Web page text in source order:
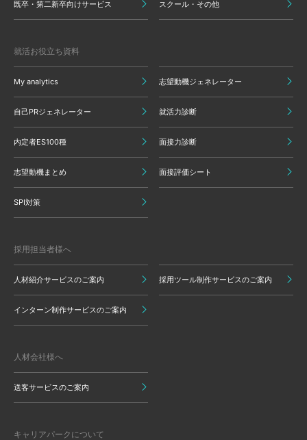
既卒・第二新卒向けサービス スクール・その他
就活お役立ち資料
My analytics 志望動機ジェネレーター
自己PRジェネレーター 就活力診断
内定者ES100種 面接力診断
志望動機まとめ 面接評価シート
SPI対策
採用担当者様へ
人材紹介サービスのご案内 採用ツール制作サービスのご案内
インターン制作サービスのご案内
人材会社様へ
送客サービスのご案内
キャリアパークについて